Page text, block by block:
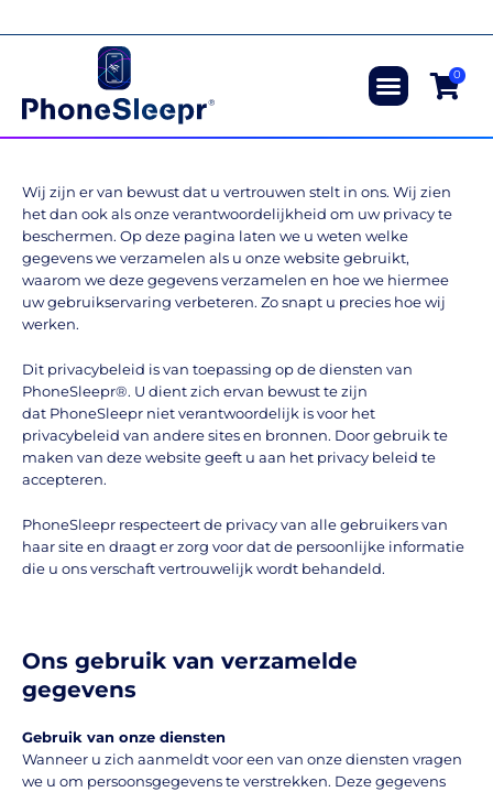
naarBestel vandaag, betaal achteraf
0
Wij zijn er van bewust dat u vertrouwen stelt in ons. Wij zien
het dan ook als onze verantwoordelijkheid om uw privacy te
beschermen. Op deze pagina laten we u weten welke
gegevens we verzamelen als u onze website gebruikt,
waarom we deze gegevens verzamelen en hoe we hiermee
uw gebruikservaring verbeteren. Zo snapt u precies hoe wij
werken.
Dit privacybeleid is van toepassing op de diensten van
PhoneSleepr®. U dient zich ervan bewust te zijn
dat PhoneSleepr niet verantwoordelijk is voor het
privacybeleid van andere sites en bronnen. Door gebruik te
maken van deze website geeft u aan het privacy beleid te
accepteren.
PhoneSleepr respecteert de privacy van alle gebruikers van
haar site en draagt er zorg voor dat de persoonlijke informatie
die u ons verschaft vertrouwelijk wordt behandeld.
Ons gebruik van verzamelde
gegevens
Gebruik van onze diensten
Wanneer u zich aanmeldt voor een van onze diensten vragen
we u om persoonsgegevens te verstrekken. Deze gegevens